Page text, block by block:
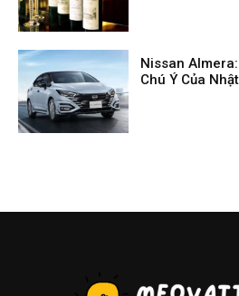
Nissan
Chú Ý Của Nhật